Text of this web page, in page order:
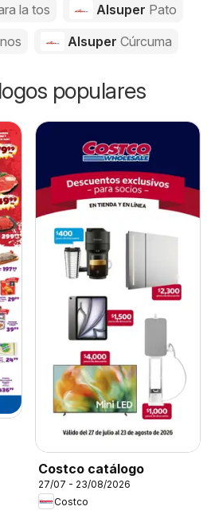
la tos Alsuper Pato
Alsuper Cúrcuma
populares
Costco catálogo
27/07 - 23/08/2026
Costco